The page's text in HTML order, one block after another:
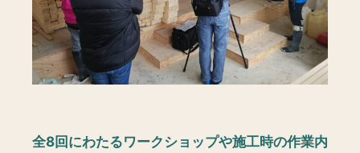
全8回にわたるワークショップや施工時の作業内